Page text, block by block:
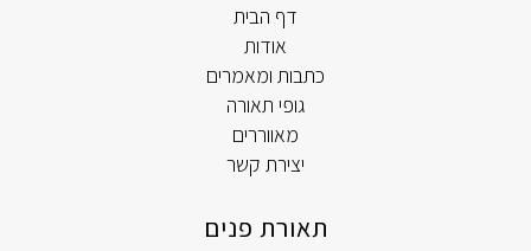
דף הבית
אודות
כתבות ומאמרים
גופי תאורה
מאווררים
יצירת קשר
תאורת פנים